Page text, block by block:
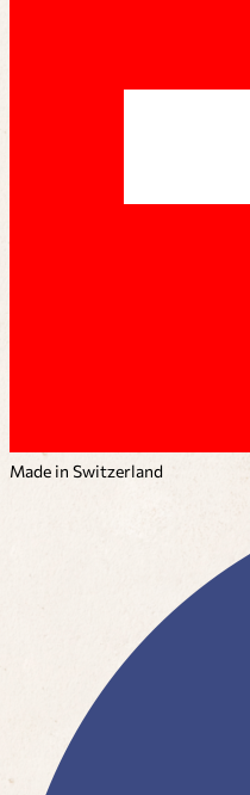
Made in Switzerland